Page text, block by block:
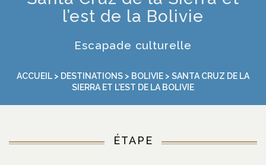
l’est de la Bolivie
Escapade culturelle
ACCUEIL > DESTINATIONS > BOLIVIE > SANTA CRUZ DE LA
SIERRA ET L’EST DE LA BOLIVIE
ÉTAPE